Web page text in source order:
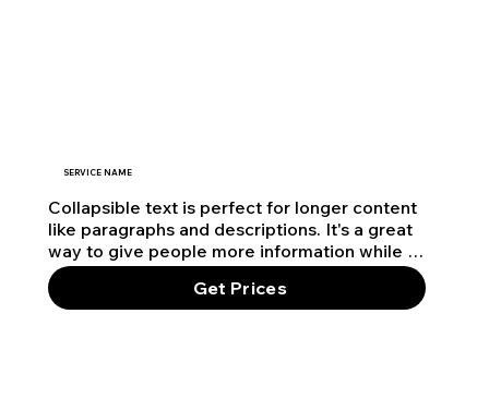
SERVICE NAME
Collapsible text is perfect for longer content
like paragraphs and descriptions. It's a great
way to give people more information while
keeping your layout clean. Link your text to
anything, including an external website or a
different page. You can set your text box to
Get Prices